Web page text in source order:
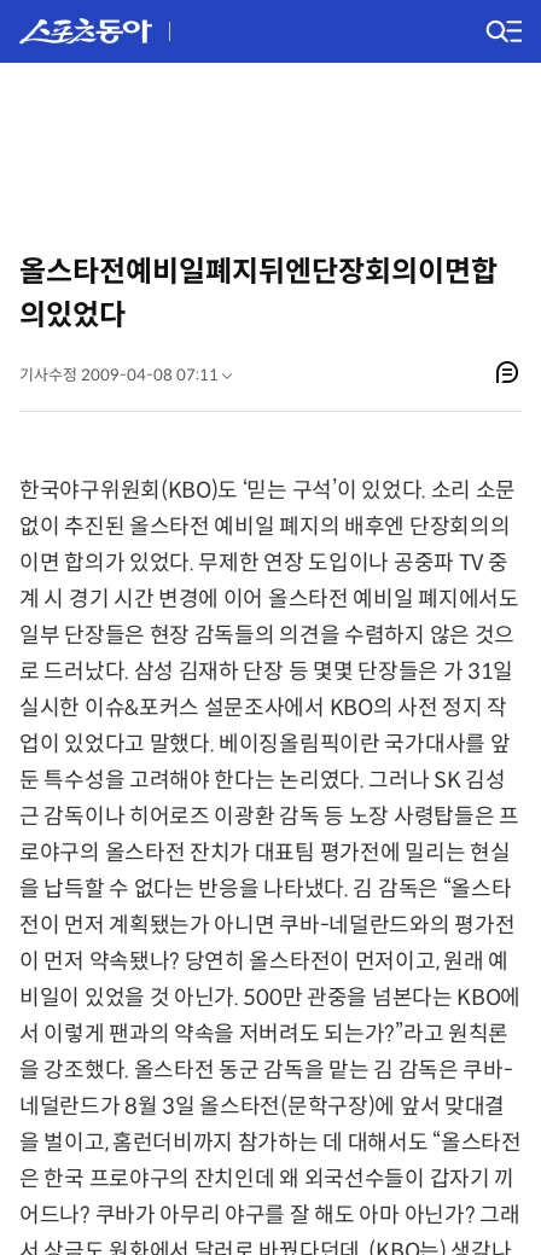
올스타전예비일폐지뒤엔단장회의이면합
의있었다
기사수정 2009-04-08 07:11
한국야구위원회(KBO)도 ‘믿는 구석’이 있었다. 소리 소문
없이 추진된 올스타전 예비일 폐지의 배후엔 단장회의의
이면 합의가 있었다. 무제한 연장 도입이나 공중파 TV 중
계 시 경기 시간 변경에 이어 올스타전 예비일 폐지에서도
일부 단장들은 현장 감독들의 의견을 수렴하지 않은 것으
로 드러났다. 삼성 김재하 단장 등 몇몇 단장들은 가 31일
실시한 이슈&포커스 설문조사에서 KBO의 사전 정지 작
업이 있었다고 말했다. 베이징올림픽이란 국가대사를 앞
둔 특수성을 고려해야 한다는 논리였다. 그러나 SK 김성
근 감독이나 히어로즈 이광환 감독 등 노장 사령탑들은 프
로야구의 올스타전 잔치가 대표팀 평가전에 밀리는 현실
을 납득할 수 없다는 반응을 나타냈다. 김 감독은 “올스타
전이 먼저 계획됐는가 아니면 쿠바-네덜란드와의 평가전
이 먼저 약속됐나? 당연히 올스타전이 먼저이고, 원래 예
비일이 있었을 것 아닌가. 500만 관중을 넘본다는 KBO에
서 이렇게 팬과의 약속을 저버려도 되는가?”라고 원칙론
을 강조했다. 올스타전 동군 감독을 맡는 김 감독은 쿠바-
네덜란드가 8월 3일 올스타전(문학구장)에 앞서 맞대결
을 벌이고, 홈런더비까지 참가하는 데 대해서도 “올스타전
은 한국 프로야구의 잔치인데 왜 외국선수들이 갑자기 끼
어드나? 쿠바가 아무리 야구를 잘 해도 아마 아닌가? 그래